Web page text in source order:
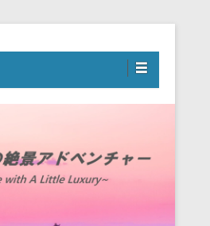
絶景アドベンチャー